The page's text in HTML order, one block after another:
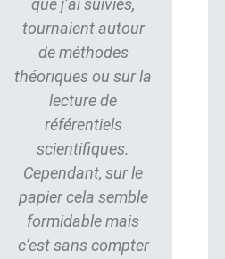
que j’ai suivies,
tournaient autour
de méthodes
théoriques ou sur la
lecture de
référentiels
scientifiques.
Cependant, sur le
papier cela semble
formidable mais
c’est sans compter